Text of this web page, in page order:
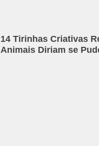
14 Tirinhas Criativas
Animais Diriam se